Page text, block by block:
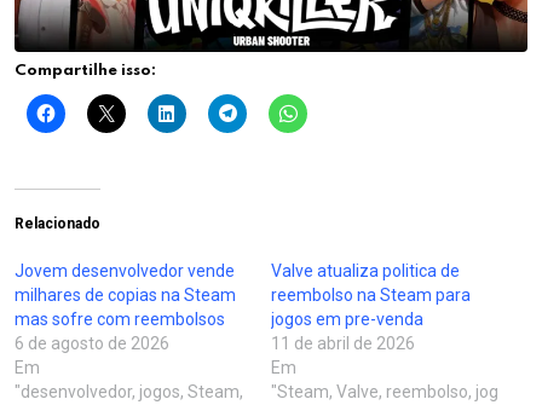
Compartilhe isso:
Relacionado
Jovem desenvolvedor vende
milhares de copias na Steam
mas sofre com reembolsos
6 de agosto de 2026
Em
"desenvolvedor, jogos, Steam,
Valve atualiza politica de
reembolso na Steam para
jogos em pre-venda
11 de abril de 2026
Em
"Steam, Valve, reembolso, jog